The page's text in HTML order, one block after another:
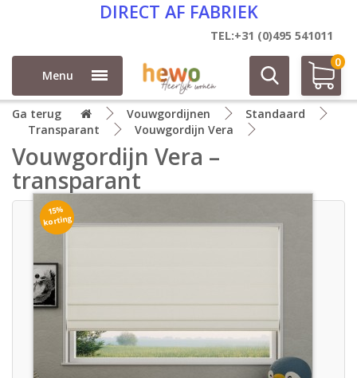
DIRECT AF FABRIEK
TEL:+31 (0)495 541011
Menu
0
Ga terug Vouwgordijnen
Standaard
Transparant
Vouwgordijn Vera
Vouwgordijn Vera –
transparant
15%
korting